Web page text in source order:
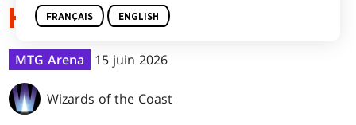
HEROES
MTG Arena 15 juin 2026
Wizards of the Coast
FRANÇAIS ENGLISH